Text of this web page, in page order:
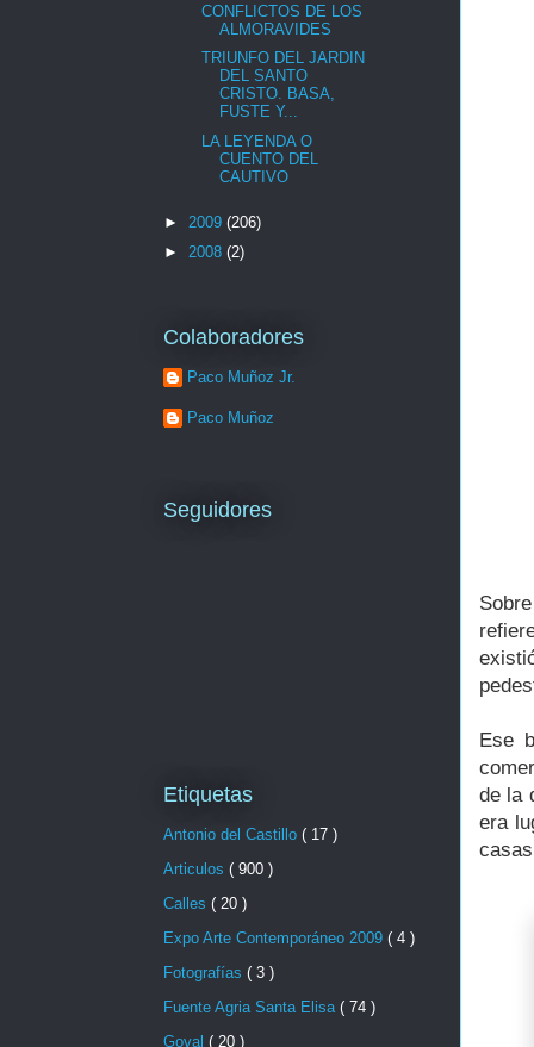
Ese
de la
era
CONFLICTOS DE LOS
ALMORAVIDES
TRIUNFO DEL JARDIN
DEL SANTO
CRISTO. BASA,
FUSTE Y...
LA LEYENDA O
CUENTO DEL
CAUTIVO
► 2009 (206)
► 2008 (2)
Colaboradores
Paco Muñoz Jr.
Paco Muñoz
Seguidores
Etiquetas
Antonio del Castillo ( 17 )
Articulos ( 900 )
Calles ( 20 )
Expo Arte Contemporáneo 2009 ( 4 )
Fotografías ( 3 )
Fuente Agria Santa Elisa ( 74 )
Goval ( 20 )